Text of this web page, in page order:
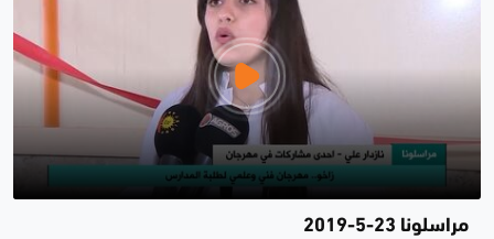
مراسلونا 23-5-2019